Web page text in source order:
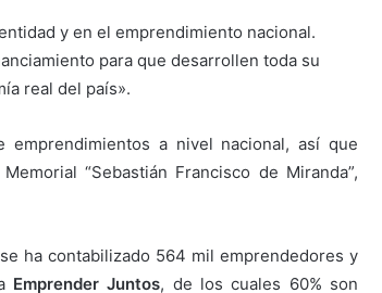
y en el emprendimiento nacional.
para que desarrollen toda su
real del país».
a nivel nacional, así que
“Sebastián Francisco de Miranda”,
ha contabilizado 564 mil emprendedores y
Emprender Juntos, de los cuales 60% son